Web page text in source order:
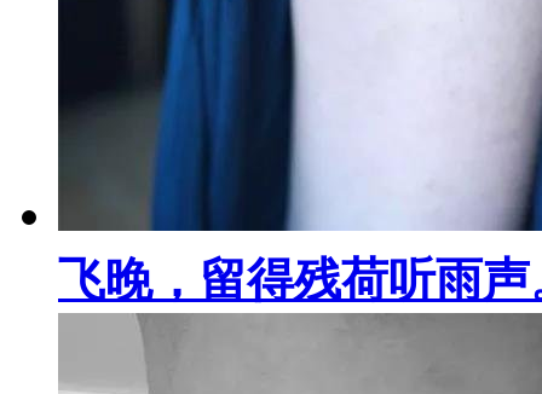
飞晚，留得残荷听雨声